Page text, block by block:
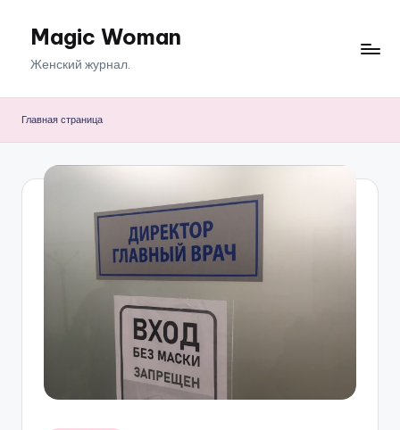
ПерейтиMagic Woman
Женский журнал.
Главная страница